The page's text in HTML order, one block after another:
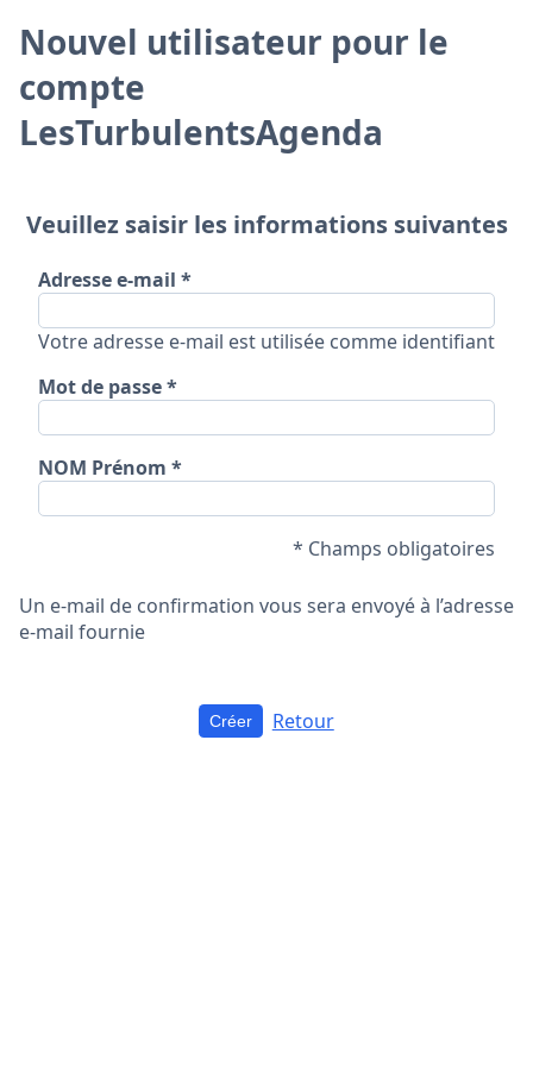
Nouvel utilisateur pour le
compte
LesTurbulentsAgenda
Veuillez saisir les informations suivantes
Adresse e-mail
Votre adresse e-mail est utilisée comme identifiant
Mot de passe
NOM Prénom
* Champs obligatoires
Un e-mail de confirmation vous sera envoyé à l’adresse
e-mail fournie
Retour